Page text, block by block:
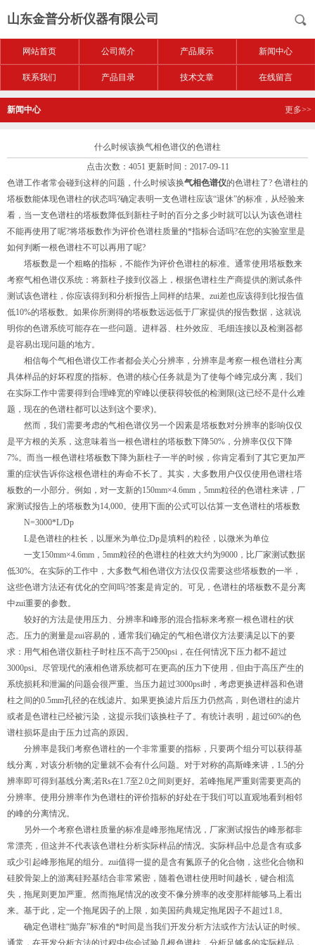
山东金普分析仪器有限公司
网站首页 公司简介 产品展示 新闻中心
联系我们 产品目录 技术文章 在线留言
新闻中心 更多>>
什么时候该换气相色谱仪的色谱柱
点击次数：4051 更新时间：2017-09-11
色谱工作者常会碰到这样的问题，什么时候该换气相色谱仪的色谱柱了? 色谱柱的
塔板数能体现色谱柱的状态吗?确定表明一支色谱柱应该“退休”的标准，从经验来
看，当一支色谱柱的塔板数降低到新柱子时的百分之多少时就可以认为该色谱柱
不能再使用了呢?将塔板数作为评价色谱柱质量的*指标合适吗?在您的实验室里是
如何判断一根色谱柱不可以再用了呢?
塔板数是一个粗略的指标，不能作为评价色谱柱的标准。通常使用塔板数来
考察气相色谱仪系统：将新柱子接到仪器上，根据色谱柱生产商提供的测试条件
测试该色谱柱，你应该得到和分析报告上同样的结果。zui差也应该得到比报告值
低10%的塔板数。如果你所测得的塔板数远远低于厂家提供的报告数据，这就说
明你的色谱系统可能存在一些问题。进样器、柱外效应、毛细连接以及检测器都
是容易出现问题的地方。
相信每个气相色谱仪工作者都会关心分辨率，分辨率是考察一根色谱柱分离
具体样品的好坏程度的指标。色谱的核心任务就是为了使每个峰完成分离，我们
在实际工作中需要得到合理峰宽的窄峰以便获得较低的检测限(这已经不是什么难
题，现在的色谱柱都可以达到这个要求)。
然而，我们需要考虑的气相色谱仪另一个因素是塔板数对分辨率的影响仅仅
是平方根的关系，这意味着当一根色谱柱的塔板数下降50%，分辨率仅仅下降
7%。而当一根色谱柱塔板数下降为新柱子一半的时候，你肯定看到了其它更加严
重的症状告诉你这根色谱柱的寿命不长了。其实，大多数用户仅仅使用色谱柱塔
板数的一小部分。例如，对一支新的150mm×4.6mm，5mm粒径的色谱柱来讲，厂
家测试报告上的塔板数为14,000。使用下面的公式可以估算一支色谱柱的塔板数
N=3000*L/Dp
L是色谱柱的柱长，以厘米为单位;Dp是填料的粒径，以微米为单位
一支150mm×4.6mm，5mm粒径的色谱柱的柱效大约为9000，比厂家测试数据
低30%。在实际的工作中，大多数气相色谱仪方法仅仅需要这些塔板数的一半，
这些色谱方法还有优化的空间吗?答案是肯定的。可见，色谱柱的塔板数不是分离
中zui重要的参数。
较好的方法是使用压力、分辨率和峰形的混合指标来考察一根色谱柱的状
态。压力的测量是zui容易的，通常我们确定的气相色谱仪方法要满足以下的要
求：用气相色谱仪新柱子时柱压不高于2500psi，在任何情况下压力都不超过
3000psi。尽管现代的液相色谱系统都可在更高的压力下使用，但由于高压产生的
系统损耗和泄漏的问题会很严重。当压力超过3000psi时，考虑更换进样器和色谱
柱之间的0.5mm孔径的在线滤片。如果更换滤片后压力仍然高，则色谱柱的滤片
或者是色谱柱已经被污染，这提示我们该换柱子了。有统计表明，超过60%的色
谱柱损坏是由于压力过高的原因。
分辨率是我们考察色谱柱的一个非常重要的指标，只要两个组分可以获得基
线分离，对该分析物的定量就不会有什么问题。对于对称的高斯峰来讲，1.5的分
辨率即可得到基线分离;若Rs在1.7至2.0之间则更好。若峰拖尾严重则需要更高的
分辨率。使用分辨率作为色谱柱的评价指标的好处在于我们可以直观地看到相邻
的峰的分离情况。
另外一个考察色谱柱质量的标准是峰形拖尾情况，厂家测试报告的峰形都非
常漂亮，但这并不代表该色谱柱分析实际样品的情况。实际样品中总是含有或多
或少引起峰形拖尾的组分。zui值得一提的是含有氮原子的化合物，这些化合物和
硅胶骨架上的游离硅羟基结合非常紧密，随着色谱柱使用时间越长，键合相流
失，拖尾则更加严重。然而拖尾情况的改变不像分辨率的改变那样能够马上看出
来。基于此，定一个拖尾因子的上限，如美国药典规定拖尾因子不超过1.8。
确定色谱柱“抛弃”标准的*时间是当我们开发分析方法或作方法认证的时候。
通常，在开发分析方法的过程中你会试验几根色谱柱，分析足够多的实际样品，